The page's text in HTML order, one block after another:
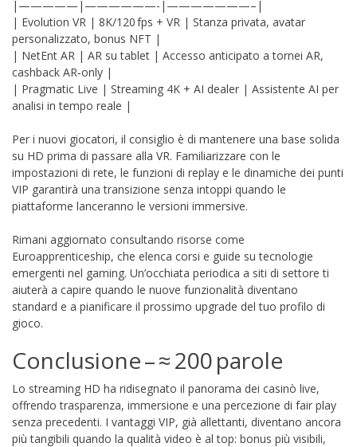
|—————|——————-|———————–|
| Evolution VR | 8K/120 fps + VR | Stanza privata, avatar
personalizzato, bonus NFT |
| NetEnt AR | AR su tablet | Accesso anticipato a tornei AR,
cashback AR‑only |
| Pragmatic Live | Streaming 4K + AI dealer | Assistente AI per
analisi in tempo reale |
Per i nuovi giocatori, il consiglio è di mantenere una base solida
su HD prima di passare alla VR. Familiarizzare con le
impostazioni di rete, le funzioni di replay e le dinamiche dei punti
VIP garantirà una transizione senza intoppi quando le
piattaforme lanceranno le versioni immersive.
Rimani aggiornato consultando risorse come
Euroapprenticeship, che elenca corsi e guide su tecnologie
emergenti nel gaming. Un’occhiata periodica a siti di settore ti
aiuterà a capire quando le nuove funzionalità diventano
standard e a pianificare il prossimo upgrade del tuo profilo di
gioco.
Conclusione – ≈ 200 parole
Lo streaming HD ha ridisegnato il panorama dei casinò live,
offrendo trasparenza, immersione e una percezione di fair play
senza precedenti. I vantaggi VIP, già allettanti, diventano ancora
più tangibili quando la qualità video è al top: bonus più visibili,